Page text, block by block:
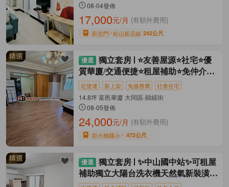
08-04發佈
17,000元/月 (有額外費用)
距北門 松山新店線 242公尺
獨立套房
⭐友善屋源⭐社宅⭐優
質華廈/交通便捷⭐租屋補助⭐免仲介費
⭐近捷運 新上架 免服務費 社會住宅
14.8坪 富邑華廈 大同區-歸綏街
08-05發佈
24,000元/月 (有額外費用)
距大橋國小 472公尺
獨立套房
✨中山國中站✨可租屋
補助獨立大陽台洗衣機天然氣新裝潢家
電